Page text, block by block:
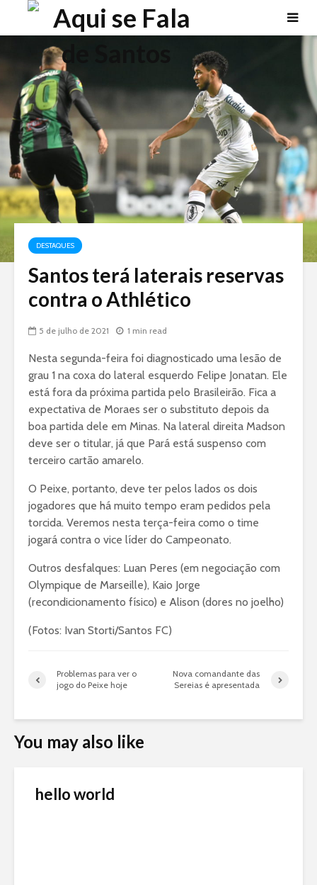
DESTAQUES
Santos terá laterais reservas
contra o Athlético
5 de julho de 2021 1 min read
Nesta segunda-feira foi diagnosticado uma lesão de
grau 1 na coxa do lateral esquerdo Felipe Jonatan. Ele
está fora da próxima partida pelo Brasileirão. Fica a
expectativa de Moraes ser o substituto depois da
boa partida dele em Minas. Na lateral direita Madson
deve ser o titular, já que Pará está suspenso com
terceiro cartão amarelo.
O Peixe, portanto, deve ter pelos lados os dois
jogadores que há muito tempo eram pedidos pela
torcida. Veremos nesta terça-feira como o time
jogará contra o vice líder do Campeonato.
Outros desfalques: Luan Peres (em negociação com
Olympique de Marseille), Kaio Jorge
(recondicionamento físico) e Alison (dores no joelho)
(Fotos: Ivan Storti/Santos FC)
Problemas para ver o
jogo do Peixe hoje
Nova comandante das
Sereias é apresentada
You may also like
hello world